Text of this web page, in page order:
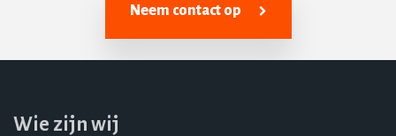
Neem contact op
Wie zijn wij